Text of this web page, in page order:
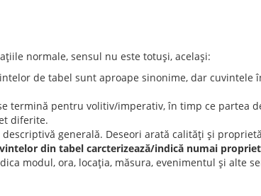
normale, sensul nu este totuși, același:
de tabel sunt aproape sinonime, dar cuvintele
termină pentru volitiv/imperativ, în timp ce partea
diferite.
generală. Deseori arată calități și
din tabel carcterizează/indică numai
modul, ora, locația, măsura, evenimentul și alte